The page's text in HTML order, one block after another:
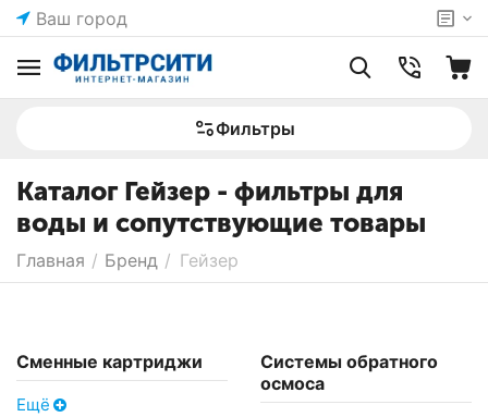
Ваш город
Фильтры
Каталог Гейзер - фильтры для
воды и сопутствующие товары
Главная / Бренд / Гейзер
Сменные картриджи
Ещё
Системы обратного
осмоса